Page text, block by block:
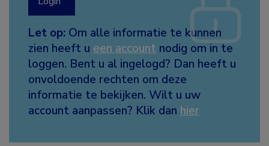
Let op: Om alle informatie te kunnen
zien heeft u een account nodig om in te
loggen. Bent u al ingelogd? Dan heeft u
onvoldoende rechten om deze
informatie te bekijken. Wilt u uw
account aanpassen? Klik dan hier